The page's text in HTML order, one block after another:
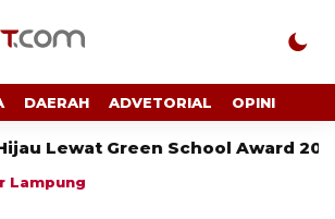
DAERAH ADVETORIAL OPINI
Green School Award 2026
Lampung